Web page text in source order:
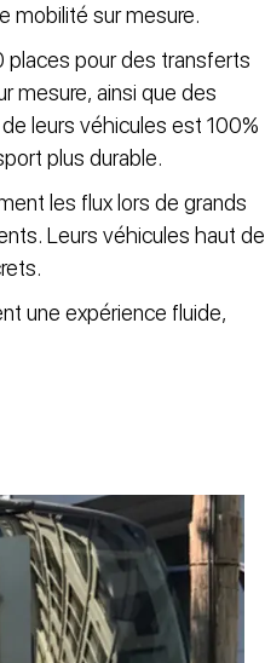
mobilité sur mesure.
places pour des transferts
mesure, ainsi que des
leurs véhicules est 100%
plus durable.
les flux lors de grands
Leurs véhicules haut de
une expérience fluide,